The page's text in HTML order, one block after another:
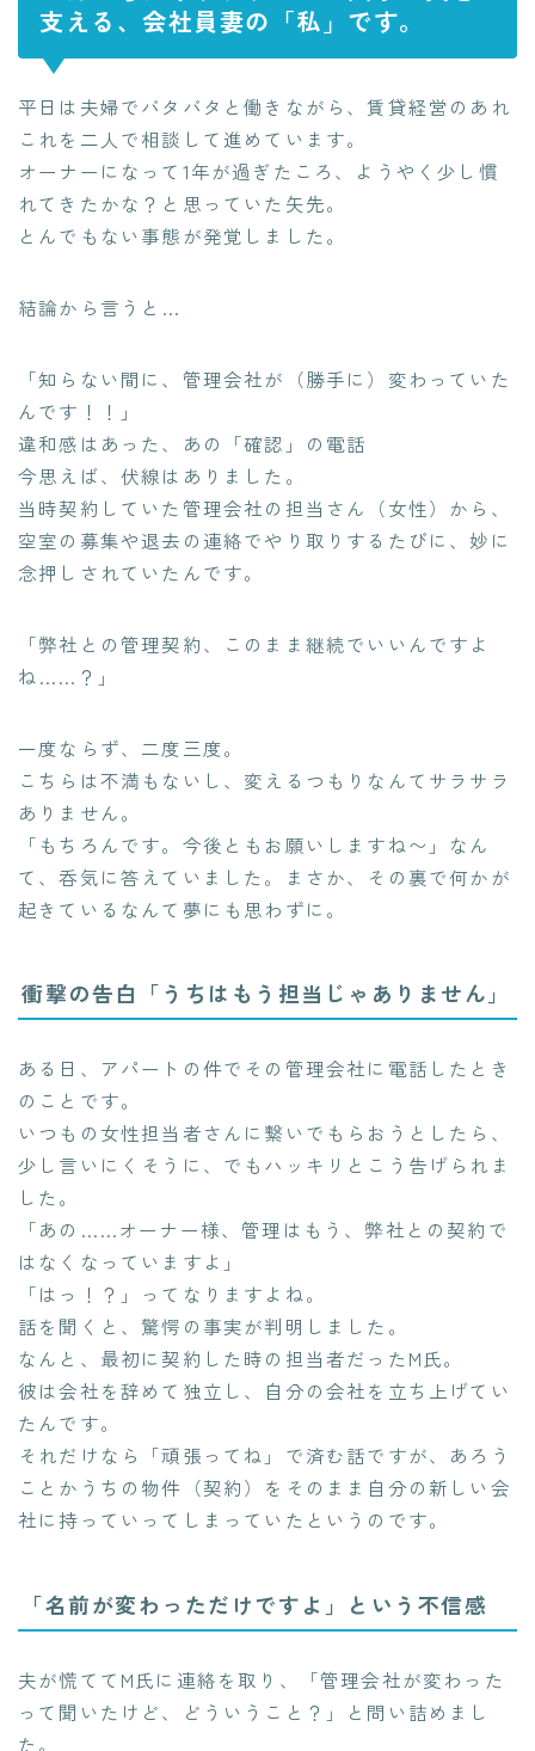
支える、会社員妻の「私」です。
平日は夫婦でバタバタと働きながら、賃貸経営のあれ
これを二人で相談して進めています。
オーナーになって1年が過ぎたころ、ようやく少し慣
れてきたかな？と思っていた矢先。
とんでもない事態が発覚しました。
結論から言うと…
「知らない間に、管理会社が（勝手に）変わっていた
んです！！」
違和感はあった、あの「確認」の電話
今思えば、伏線はありました。
当時契約していた管理会社の担当さん（女性）から、
空室の募集や退去の連絡でやり取りするたびに、妙に
念押しされていたんです。
「弊社との管理契約、このまま継続でいいんですよ
ね……？」
一度ならず、二度三度。
こちらは不満もないし、変えるつもりなんてサラサラ
ありません。
「もちろんです。今後ともお願いしますね〜」なん
て、呑気に答えていました。まさか、その裏で何かが
起きているなんて夢にも思わずに。
衝撃の告白「うちはもう担当じゃありません」
ある日、アパートの件でその管理会社に電話したとき
のことです。
いつもの女性担当者さんに繋いでもらおうとしたら、
少し言いにくそうに、でもハッキリとこう告げられま
した。
「あの……オーナー様、管理はもう、弊社との契約で
はなくなっていますよ」
「はっ！？」ってなりますよね。
話を聞くと、驚愕の事実が判明しました。
なんと、最初に契約した時の担当者だったM氏。
彼は会社を辞めて独立し、自分の会社を立ち上げてい
たんです。
それだけなら「頑張ってね」で済む話ですが、あろう
ことかうちの物件（契約）をそのまま自分の新しい会
社に持っていってしまっていたというのです。
「名前が変わっただけですよ」という不信感
夫が慌ててM氏に連絡を取り、「管理会社が変わった
って聞いたけど、どういうこと？」と問い詰めまし
た。